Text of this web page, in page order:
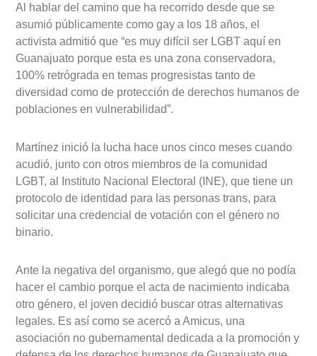
Al hablar del camino que ha recorrido desde que se
asumió públicamente como gay a los 18 años, el
activista admitió que “es muy difícil ser LGBT aquí en
Guanajuato porque esta es una zona conservadora,
100% retrógrada en temas progresistas tanto de
diversidad como de protección de derechos humanos de
poblaciones en vulnerabilidad”.
Martínez inició la lucha hace unos cinco meses cuando
acudió, junto con otros miembros de la comunidad
LGBT, al Instituto Nacional Electoral (INE), que tiene un
protocolo de identidad para las personas trans, para
solicitar una credencial de votación con el género no
binario.
Ante la negativa del organismo, que alegó que no podía
hacer el cambio porque el acta de nacimiento indicaba
otro género, el joven decidió buscar otras alternativas
legales. Es así como se acercó a Amicus, una
asociación no gubernamental dedicada a la promoción y